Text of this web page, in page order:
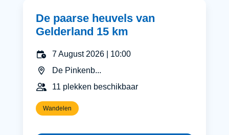
De paarse heuvels van
Gelderland 15 km
7 August 2026 | 10:00
De Pinkenb...
11 plekken beschikbaar
Wandelen